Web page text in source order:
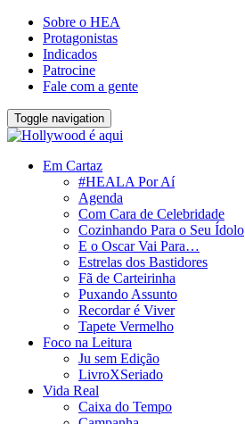
Sobre o HEA
Protagonistas
Indicados
Patrocine
Fale com a gente
Toggle navigation
Em Cartaz
#HEALA Por Aí
Agenda
Com Cara de Celebridade
Cozinhando Para o Seu Ídolo
E o Oscar Vai Para…
Estrelas dos Bastidores
Fã de Carteirinha
Puxando Assunto
Recordar é Viver
Tapete Vermelho
Foco na Leitura
Ju sem Edição
LivroXSeriado
Vida Real
Caixa do Tempo